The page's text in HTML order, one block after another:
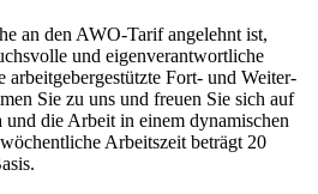
an den AWO-Tarif angelehnt ist,
und eigen­verantwortliche
Fort- und Weiter­
Sie zu uns und freuen Sie sich auf
und die Arbeit in einem dynamischen
Arbeitszeit beträgt 20